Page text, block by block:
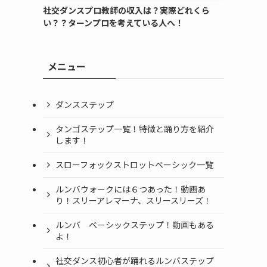
社交ダンスプロ教師の収入は？実際どれくら
い？？ターンプロを考えている人へ！
メニュー
ダンスステップ
タンゴステップ一覧！特徴と踊り方を紹介
します！
スローフォックストロットベーシック一覧
ルンバウォークには６つあった！動画あ
り！スリーアレマーナ、スリースリーズ！
ルンバ ベーシックステップ！動画もある
よ！
社交ダンス初心者が踊れるルンバステップ